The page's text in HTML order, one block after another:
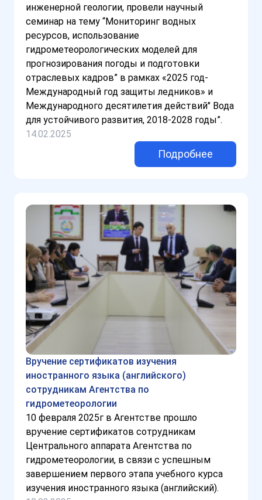
инженерной геологии, провели научный
семинар на тему “Мониторинг водных
ресурсов, использование
гидрометеорологических моделей для
прогнозирования погоды и подготовки
отраслевых кадров” в рамках «2025 год-
Международный год защиты ледников» и
Международного десятилетия действий" Вода
для устойчивого развития, 2018-2028 годы”.
14.02.2025
Подробнее
Вручение сертификатов изучения
иностранного языка (английского)
сотрудникам Агентства по
гидрометеорологии
10 февраля 2025г в Агентстве прошло
вручение сертификатов сотрудникам
Центрального аппарата Агентства по
гидрометеорологии, в связи с успешным
завершением первого этапа учебного курса
изучения иностранного языка (английский).